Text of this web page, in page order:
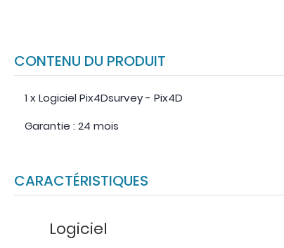
CONTENU DU PRODUIT
1 x Logiciel Pix4Dsurvey - Pix4D
Garantie : 24 mois
CARACTÉRISTIQUES
Logiciel